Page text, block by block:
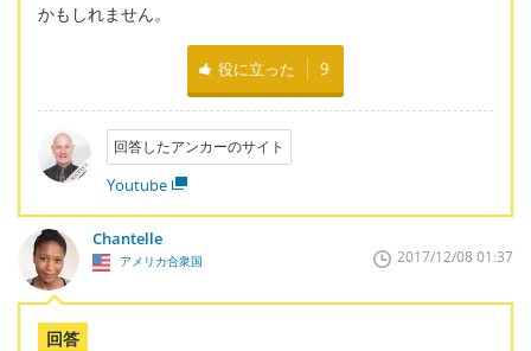
かもしれません。
役に立った 9
回答したアンカーのサイト
Youtube
Chantelle
アメリカ合衆国 2017/12/08 01:37
回答